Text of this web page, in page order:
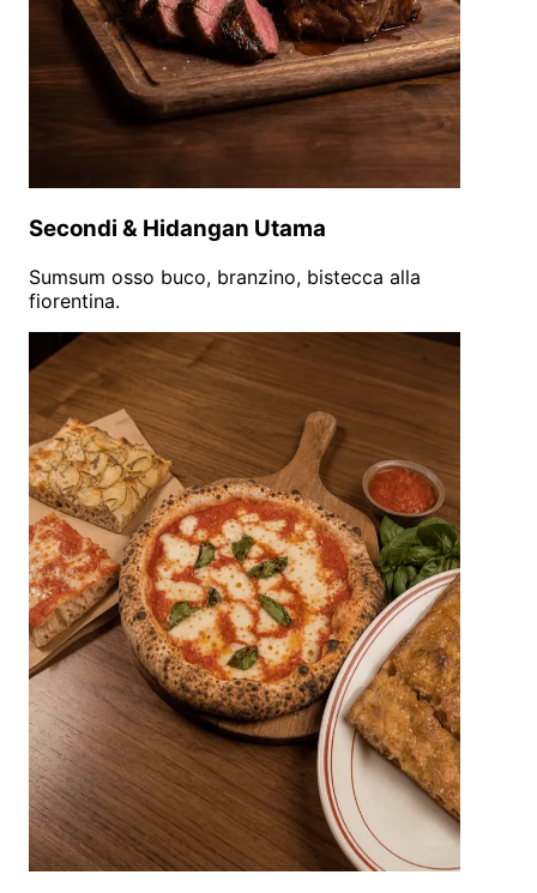
Secondi & Hidangan Utama
Sumsum osso buco, branzino, bistecca alla
fiorentina.